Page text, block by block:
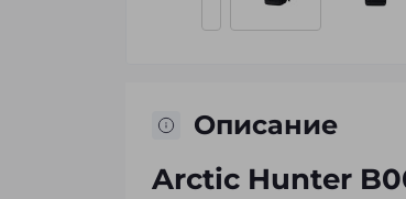
Описание
Arctic Hunter